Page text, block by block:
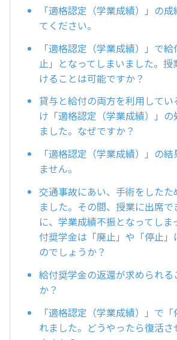
「適格認定（学業成績）」の
てください。
「適格認定（学業成績）」で
止」となってしまいました。
けることは可能ですか？
貸与と給付の両方を利用してい
け「適格認定（学業成績）」の
ました。なぜですか？
「適格認定（学業成績）」の
ません。
交通事故にあい、手術をしたた
ました。その間、授業に出席
に、学業成績不振となってし
付奨学金は「廃止」や「停止」
のでしょうか？
給付奨学金の返還が求められる
か？
「適格認定（学業成績）」で
れました。どうやったら復活さ